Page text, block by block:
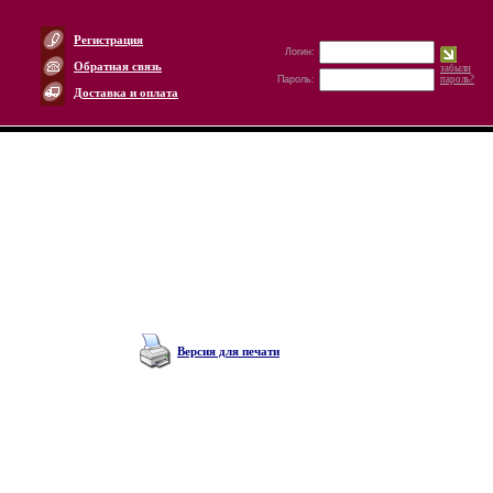
Регистрация
Логин:
Пароль:
забыли
пароль?
Обратная связь
Доставка и оплата
Версия для печати